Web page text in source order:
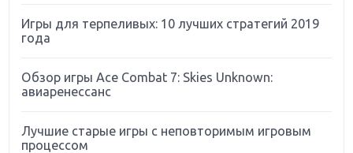
Игры для терпеливых: 10 лучших стратегий 2019
года
Обзор игры Ace Combat 7: Skies Unknown:
авиаренессанс
Лучшие старые игры с неповторимым игровым
процессом